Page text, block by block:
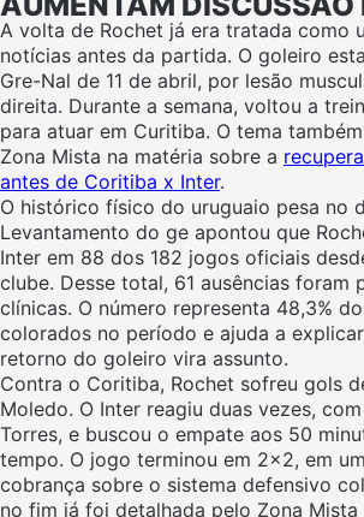
A volta de Rochet já era tratada como
notícias antes da partida. O goleiro
Gre-Nal de 11 de abril, por lesão
direita. Durante a semana, voltou a
para atuar em Curitiba. O tema
Zona Mista na matéria sobre a
antes de Coritiba x Inter.
O histórico físico do uruguaio pesa no
Levantamento do ge apontou que
Inter em 88 dos 182 jogos oficiais
clube. Desse total, 61 ausências foram
clínicas. O número representa 48,3%
colorados no período e ajuda a
retorno do goleiro vira assunto.
Contra o Coritiba, Rochet sofreu gols
Moledo. O Inter reagiu duas vezes,
Torres, e buscou o empate aos 50
tempo. O jogo terminou em 2×2, em
cobrança sobre o sistema defensivo
no fim já foi detalhada pelo Zona